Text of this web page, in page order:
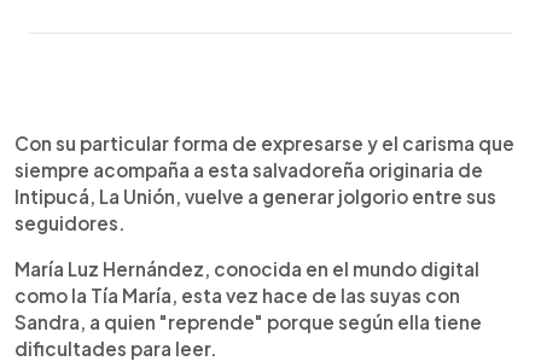
Escuchar artículo
Con su particular forma de expresarse y el carisma que
siempre acompaña a esta salvadoreña originaria de
Intipucá, La Unión, vuelve a generar jolgorio entre sus
seguidores.
María Luz Hernández, conocida en el mundo digital
como la Tía María, esta vez hace de las suyas con
Sandra, a quien "reprende" porque según ella tiene
dificultades para leer.